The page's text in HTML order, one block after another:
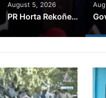
August 5, 2026
PR Horta Rekoñese Timoroan Sira Iha Diáspora Nia Kontribuisaun